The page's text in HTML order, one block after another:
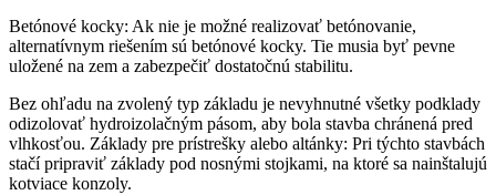
Betónové kocky: Ak nie je možné realizovať betónovanie,
alternatívnym riešením sú betónové kocky. Tie musia byť pevne
uložené na zem a zabezpečiť dostatočnú stabilitu.
Bez ohľadu na zvolený typ základu je nevyhnutné všetky podklady
odizolovať hydroizolačným pásom, aby bola stavba chránená pred
vlhkosťou. Základy pre prístrešky alebo altánky: Pri týchto stavbách
stačí pripraviť základy pod nosnými stojkami, na ktoré sa nainštalujú
kotviace konzoly.